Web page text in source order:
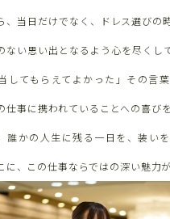
、当日だけでなく、ドレス選びの
ない思い出となるよう心を尽くし
してもらえてよかった」その言
仕事に携われていることへの喜び
誰かの人生に残る一日を、装い
に、この仕事ならではの深い魅力が